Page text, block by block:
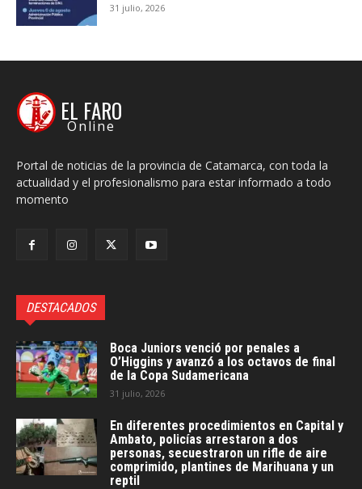
31 julio, 2026
EL FARO
Online
Portal de noticias de la provincia de Catamarca, con toda la
actualidad y el profesionalismo para estar informado a todo
momento
DESTACADOS
Boca Juniors venció por penales a
O’Higgins y avanzó a los octavos de final
de la Copa Sudamericana
31 julio, 2026
En diferentes procedimientos en Capital y
Ambato, policías arrestaron a dos
personas, secuestraron un rifle de aire
comprimido, plantines de Marihuana y un
reptil